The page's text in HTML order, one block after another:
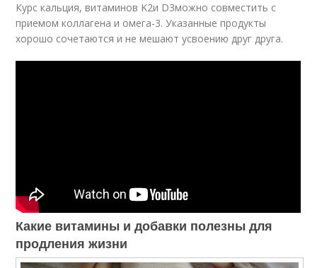
Курс кальция, витаминов K2и D3можно совместить с
приемом коллагена и омега-3. Указанные продукты
хорошо сочетаются и не мешают усвоению друг друга.
Какие витамины и добавки полезны для
продления жизни